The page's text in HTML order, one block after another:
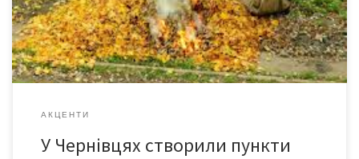
від населення і на вулиці Січових Стрільців, 43 (територія
розсадника з вирощування декоративних кущів та […]
АКЦЕНТИ
У Чернівцях створили пункти